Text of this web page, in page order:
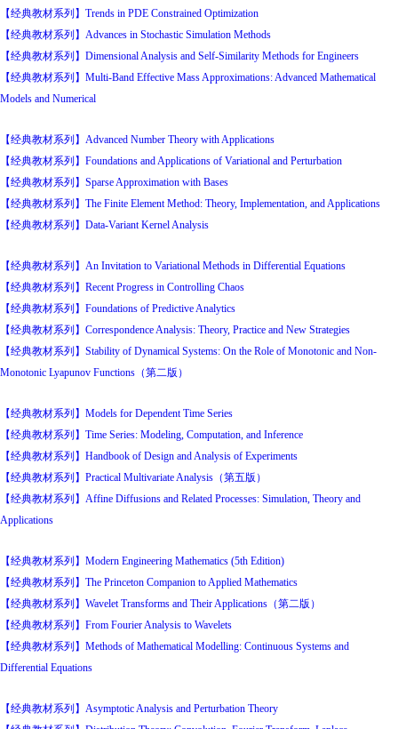
【经典教材系列】Trends in PDE Constrained Optimization
【经典教材系列】Advances in Stochastic Simulation Methods
【经典教材系列】Dimensional Analysis and Self-Similarity Methods for Engineers
【经典教材系列】Multi-Band Effective Mass Approximations: Advanced Mathematical
Models and Numerical
【经典教材系列】Advanced Number Theory with Applications
【经典教材系列】Foundations and Applications of Variational and Perturbation
【经典教材系列】Sparse Approximation with Bases
【经典教材系列】The Finite Element Method: Theory, Implementation, and Applications
【经典教材系列】Data-Variant Kernel Analysis
【经典教材系列】An Invitation to Variational Methods in Differential Equations
【经典教材系列】Recent Progress in Controlling Chaos
【经典教材系列】Foundations of Predictive Analytics
【经典教材系列】Correspondence Analysis: Theory, Practice and New Strategies
【经典教材系列】Stability of Dynamical Systems: On the Role of Monotonic and Non-
Monotonic Lyapunov Functions（第二版）
【经典教材系列】Models for Dependent Time Series
【经典教材系列】Time Series: Modeling, Computation, and Inference
【经典教材系列】Handbook of Design and Analysis of Experiments
【经典教材系列】Practical Multivariate Analysis（第五版）
【经典教材系列】Affine Diffusions and Related Processes: Simulation, Theory and
Applications
【经典教材系列】Modern Engineering Mathematics (5th Edition)
【经典教材系列】The Princeton Companion to Applied Mathematics
【经典教材系列】Wavelet Transforms and Their Applications（第二版）
【经典教材系列】From Fourier Analysis to Wavelets
【经典教材系列】Methods of Mathematical Modelling: Continuous Systems and
Differential Equations
【经典教材系列】Asymptotic Analysis and Perturbation Theory